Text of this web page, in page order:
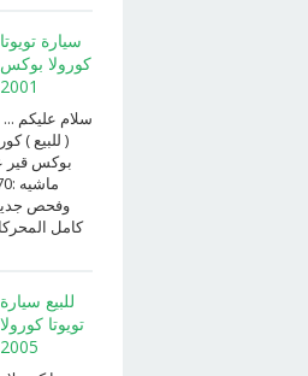
سيارة تويوتا
كورولا بوكس
2001
سلام عليكم ...
بوكس قير
وفحص
كامل
للبيع سيارة
تويوتا كورولا
2005